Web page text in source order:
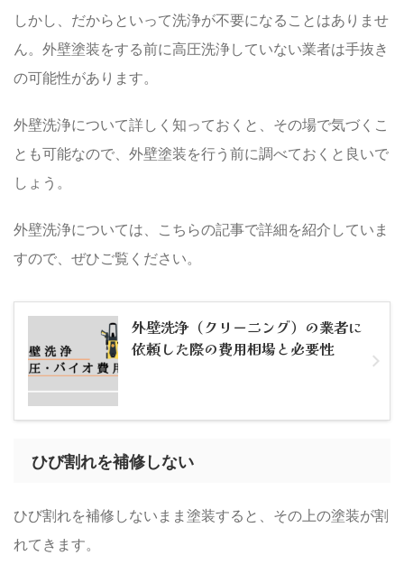
しかし、だからといって洗浄が不要になることはありませ
ん。外壁塗装をする前に高圧洗浄していない業者は手抜き
の可能性があります。
外壁洗浄について詳しく知っておくと、その場で気づくこ
とも可能なので、外壁塗装を行う前に調べておくと良いで
しょう。
外壁洗浄については、こちらの記事で詳細を紹介していま
すので、ぜひご覧ください。
外壁洗浄（クリーニング）の業者に
依頼した際の費用相場と必要性
ひび割れを補修しない
ひび割れを補修しないまま塗装すると、その上の塗装が割
れてきます。